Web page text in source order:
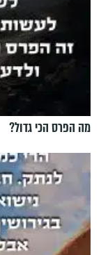
מה הפרס הכי גדול?